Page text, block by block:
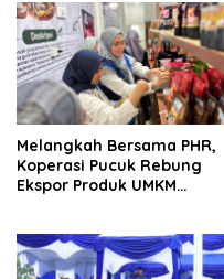
Melangkah Bersama PHR,
Koperasi Pucuk Rebung
Ekspor Produk UMKM